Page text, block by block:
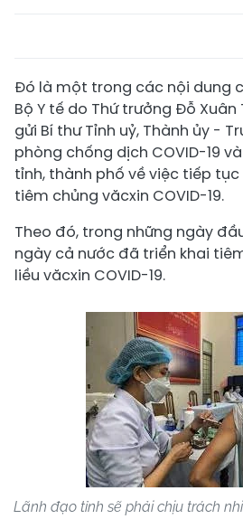
Đó là một trong các nội dung
Bộ Y tế do Thứ trưởng Đỗ Xuân
gửi Bí thư Tỉnh uỷ, Thành ủy -
phòng chống dịch COVID-19
tỉnh, thành phố về việc tiếp
tiêm chủng văcxin COVID-19.
Theo đó, trong những ngày
ngày cả nước đã triển khai
liều văcxin COVID-19.
Lãnh đạo tỉnh sẽ phải chịu trách